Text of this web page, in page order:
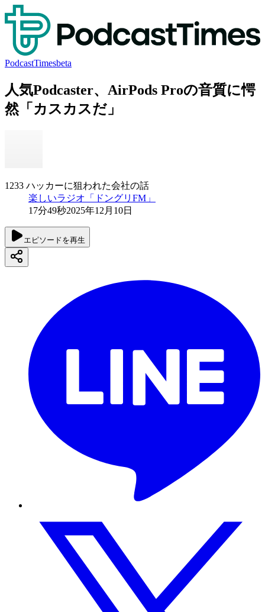
PodcastTimesbeta
人気Podcaster、AirPods Proの音質に愕
然「カスカスだ」
1233 ハッカーに狙われた会社の話
楽しいラジオ「ドングリFM」
17分49秒2025年12月10日
エピソードを再生